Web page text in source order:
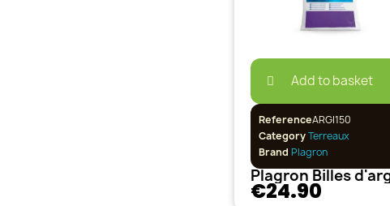
Add to basket
ReferenceARGI150
CategoryTerreaux
Brand Plagron
€24.90